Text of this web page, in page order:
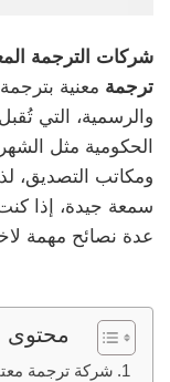
شركات الترجمة
ترجمة معنية
والرسمية، التي
الحكومية مثل
ومكاتب التصديق،
سمعة جيدة، إذا
عدة نصائح مهمة
محتوى
شركة ترجمة